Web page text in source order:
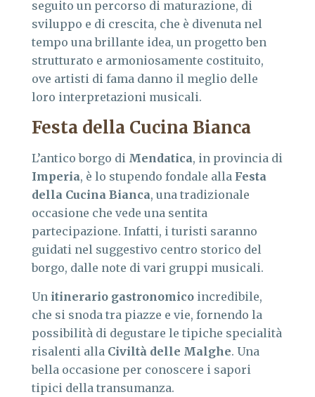
seguito un percorso di maturazione, di
sviluppo e di crescita, che è divenuta nel
tempo una brillante idea, un progetto ben
strutturato e armoniosamente costituito,
ove artisti di fama danno il meglio delle
loro interpretazioni musicali.
Festa della Cucina Bianca
L’antico borgo di Mendatica, in provincia di
Imperia, è lo stupendo fondale alla Festa
della Cucina Bianca, una tradizionale
occasione che vede una sentita
partecipazione. Infatti, i turisti saranno
guidati nel suggestivo centro storico del
borgo, dalle note di vari gruppi musicali.
Un itinerario gastronomico incredibile,
che si snoda tra piazze e vie, fornendo la
possibilità di degustare le tipiche specialità
risalenti alla Civiltà delle Malghe. Una
bella occasione per conoscere i sapori
tipici della transumanza.